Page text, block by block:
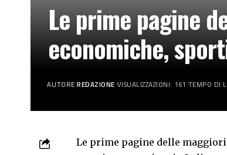
Le prime pagine
economiche,
AUTORE:REDAZIONE VISUALIZZAZIONI: 161 TEMPO DI
Le prime pagine delle